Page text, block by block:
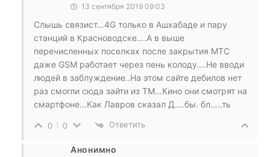
13 сентября 2019 09:03
Слышь связист…4G только в Ашхабаде и пару
станций в Красноводске….А в выше
перечисленных поселках после закрытия МТС
даже GSM работает через пень колоду….Не вводи
людей в заблуждение..На этом сайте дебилов нет
раз смогли сюда зайти из ТМ…Кино они смотрят на
смартфоне…Как Лавров сказал Д….бы. бл…..ть
0 0 Ответить
Анонимно